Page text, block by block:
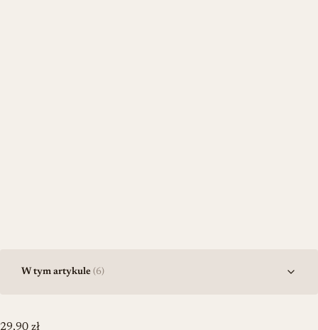
W tym artykule (6)
29,90 zł